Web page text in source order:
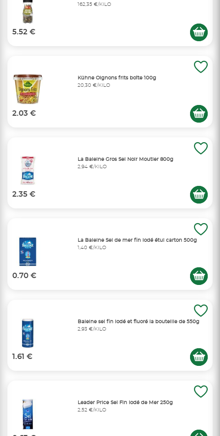
162,35 €/KILO
5.52 €
Kühne Oignons frits boîte 100g
20,30 €/KILO
2.03 €
La Baleine Gros Sel Noir Moutier 800g
2,94 €/KILO
2.35 €
La Baleine Sel de mer fin iodé étui carton 500g
1,40 €/KILO
0.70 €
Baleine sel fin iodé et fluoré la bouteille de 550g
2,93 €/KILO
1.61 €
Leader Price Sel Fin Iodé de Mer 250g
2,52 €/KILO